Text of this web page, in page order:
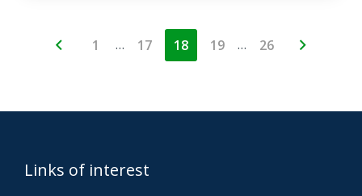
1 … 17 18 19 … 26
Links of interest